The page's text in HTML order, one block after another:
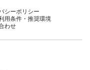
シーポリシー
用条件・推奨環境
わせ